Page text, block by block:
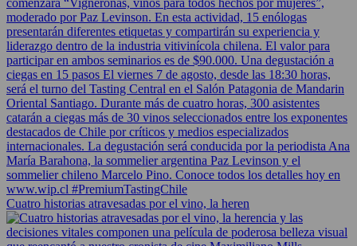
Cuatro historias atravesadas por el vino, la heren